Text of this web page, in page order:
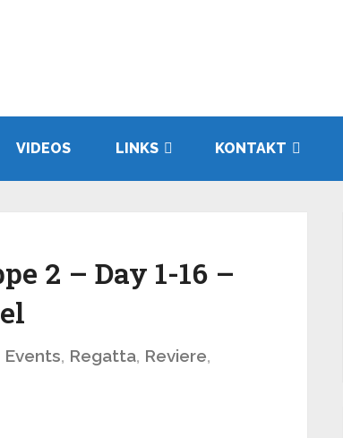
VIDEOS LINKS KONTAKT
2 – Day 1-16 –
Events, Regatta, Reviere,